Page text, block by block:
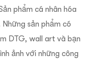
phẩm cá nhân hóa
sản phẩm có
DTG, wall art và bạn
ảnh với những công